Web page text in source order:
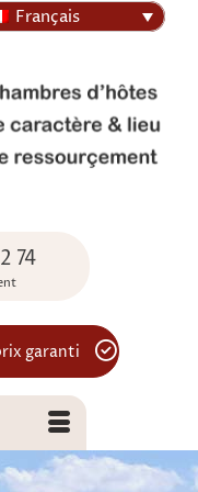
Français
74
garanti